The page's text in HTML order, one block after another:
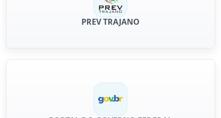
PREV TRAJANO